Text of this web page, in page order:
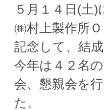
５月１４日(土
㈱村上製作所
記念して、結
今年は４２名
会、懇親会を
た。